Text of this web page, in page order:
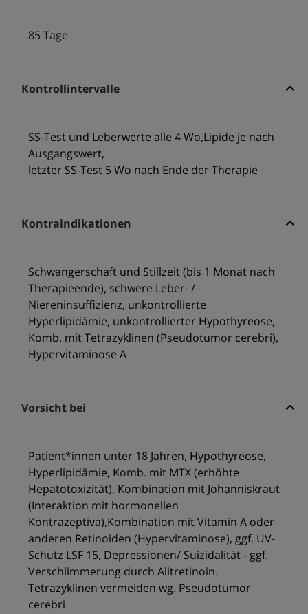
85 Tage
Kontrollintervalle
SS-Test und Leberwerte alle 4 Wo,Lipide je nach
Ausgangswert,
letzter SS-Test 5 Wo nach Ende der Therapie
Kontraindikationen
Schwangerschaft und Stillzeit (bis 1 Monat nach
Therapieende), schwere Leber- /
Niereninsuffizienz, unkontrollierte
Hyperlipidämie, unkontrollierter Hypothyreose,
Komb. mit Tetrazyklinen (Pseudotumor cerebri),
Hypervitaminose A
Vorsicht bei
Patient*innen unter 18 Jahren, Hypothyreose,
Hyperlipidämie, Komb. mit MTX (erhöhte
Hepatotoxizität), Kombination mit Johanniskraut
(Interaktion mit hormonellen
Kontrazeptiva),Kombination mit Vitamin A oder
anderen Retinoiden (Hypervitaminose), ggf. UV-
Schutz LSF 15, Depressionen/ Suizidalität - ggf.
Verschlimmerung durch Alitretinoin.
Tetrazyklinen vermeiden wg. Pseudotumor
cerebri